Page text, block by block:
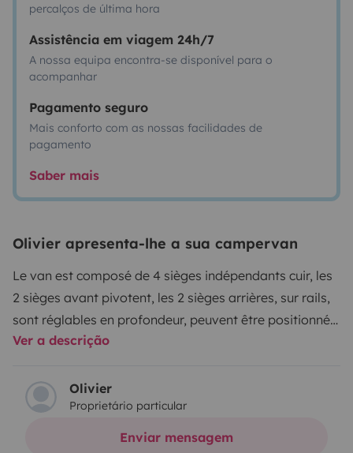
percalços de última hora
Assistência em viagem 24h/7
A nossa equipa encontra-se disponível para o
acompanhar
Pagamento seguro
Mais conforto com as nossas facilidades de
pagamento
Saber mais
Olivier apresenta-lhe a sua campervan
Le van est composé de 4 sièges indépendants cuir, les
2 sièges avant pivotent, les 2 sièges arrières, sur rails,
sont réglables en profondeur, peuvent être positionnés
en quinconce où supprimés au besoin, le tout autour
Un réfrigérateur 40 litres, un évier et une plaque de
cuisson gaz sont disponibles à toutes heures pour
assurer la restauration.
Ver a descrição
Olivier
Proprietário particular
Enviar mensagem